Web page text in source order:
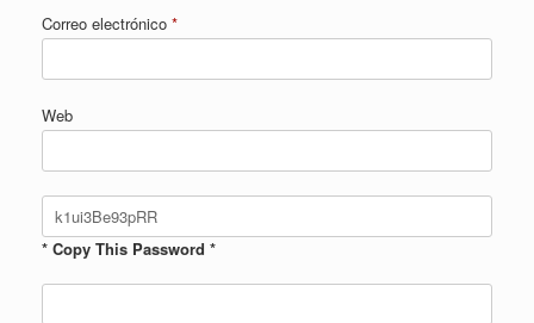
Correo electrónico *
Web
* Copy This Password *